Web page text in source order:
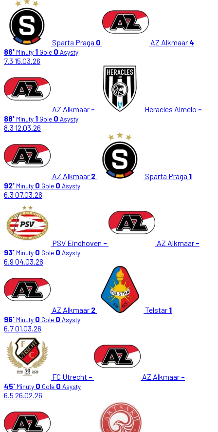
Sparta Praga 0 AZ Alkmaar 4
86' Minuty 1 Gole 0 Asysty
7.3 15.03.26
AZ Alkmaar - Heracles Almelo -
88' Minuty 1 Gole 0 Asysty
8.3 12.03.26
AZ Alkmaar 2 Sparta Praga 1
92' Minuty 0 Gole 0 Asysty
6.3 07.03.26
PSV Eindhoven - AZ Alkmaar -
93' Minuty 0 Gole 0 Asysty
6.9 04.03.26
AZ Alkmaar 2 Telstar 1
96' Minuty 0 Gole 0 Asysty
6.701.03.26
FC Utrecht - AZ Alkmaar -
45' Minuty 0 Gole 0 Asysty
6.5 26.02.26